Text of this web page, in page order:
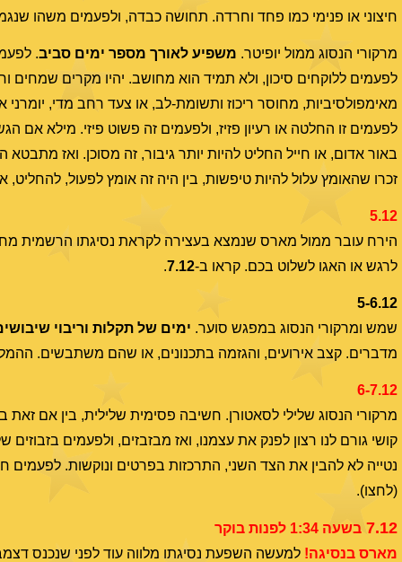
חיצוני או פנימי כמו פחד וחרדה. תחושה כבדה, ולפעמים משהו
מרקורי הנסוג ממול יופיטר. משפיע לאורך מספר ימים סביב.
לפעמים ללוקחים סיכון, ולא תמיד הוא מחושב. יהיו מקרים
מאימפולסיביות, מחוסר ריכוז ותשומת-לב, או צעד רחב מדי,
לפעמים זו החלטה או רעיון פזיז, ולפעמים זה פשוט פיזי.
באור אדום, או חייל החליט להיות יותר גיבור, זה מסוכן. ואז
זכרו שהאומץ עלול להיות טיפשות, בין היה זה אומץ לפעול,
5.12
הירח עובר ממול מארס שנמצא בעצירה לקראת נסיגתו הרשמית
לרגש או האגו לשלוט בכם. קראו ב-7.12
.
5-6.12
שמש ומרקורי הנסוג במפגש סוער. ימים של תקלות וריבוי
מדברים. קצב אירועים, והגזמה בתכנונים, או שהם משתבשים.
6-7.12
מרקורי הנסוג שלילי לסאטורן. חשיבה פסימית שלילית, בין אם זאת
קושי גורם לנו רצון לפנק את עצמנו, ואז מבזבזים, ולפעמים
נטייה לא להבין את הצד השני, התרכזות בפרטים ונוקשות. לפעמים
(לחצו).
7.12 בשעה 1:34 לפנות בוקר
מארס בנסיגה! למעשה השפעת נסיגתו מלווה עוד לפני שנכנס